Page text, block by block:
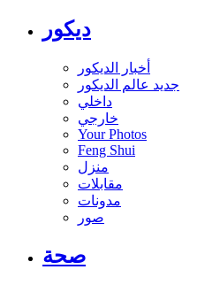
ديكور
أخبار الديكور
جديد عالم الديكور
داخلي
خارجي
Your Photos
Feng Shui
منزل
مقابلات
مدونات
صور
صحة